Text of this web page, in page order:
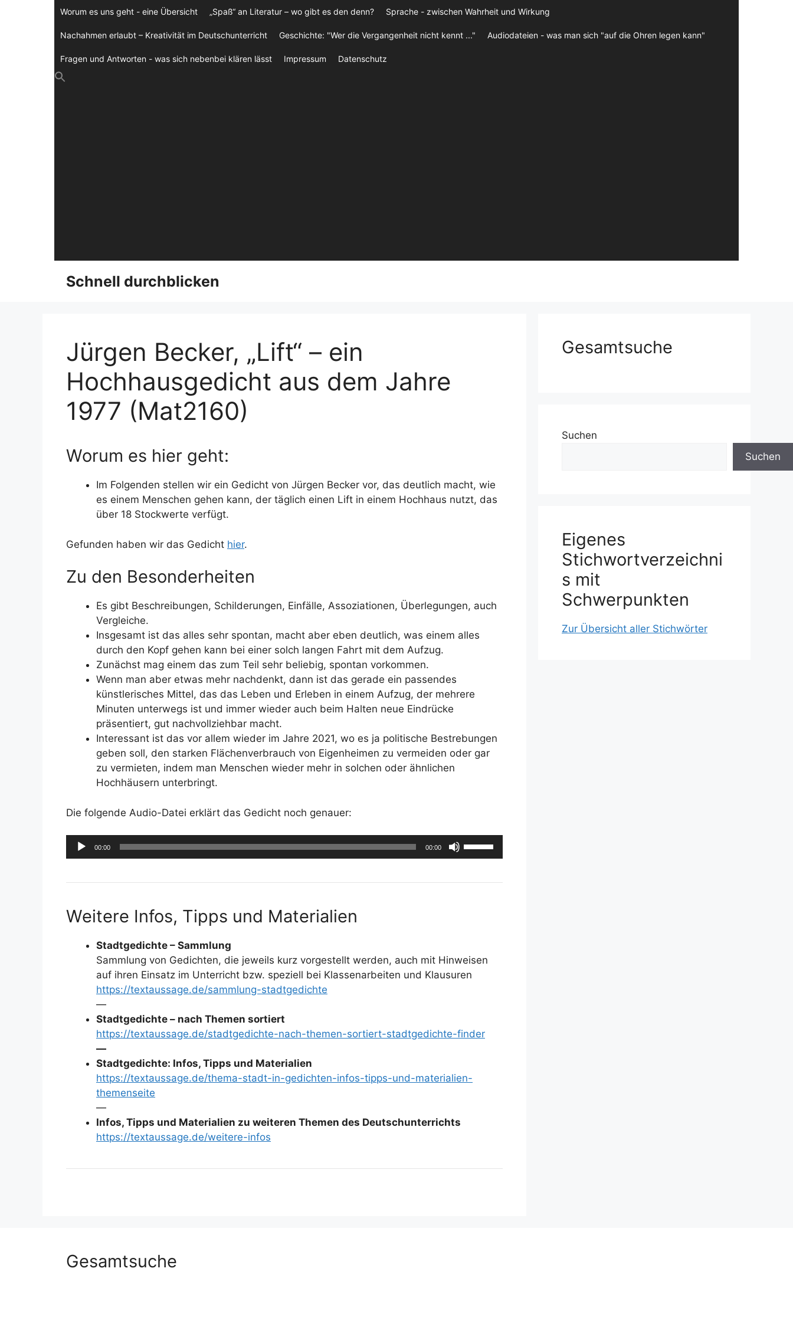
Worum es uns geht - eine Übersicht „Spaß“ an Literatur – wo gibt es den denn? Sprache - zwischen Wahrheit und Wirkung
Nachahmen erlaubt – Kreativität im Deutschunterricht Geschichte: "Wer die Vergangenheit nicht kennt ..." Audiodateien - was man sich "auf die Ohren legen kann"
Fragen und Antworten - was sich nebenbei klären lässt Impressum Datenschutz
Schnell durchblicken
Jürgen Becker, „Lift“ – ein
Hochhausgedicht aus dem Jahre
1977 (Mat2160)
Worum es hier geht:
Im Folgenden stellen wir ein Gedicht von Jürgen Becker vor, das deutlich macht, wie
es einem Menschen gehen kann, der täglich einen Lift in einem Hochhaus nutzt, das
über 18 Stockwerte verfügt.
Gefunden haben wir das Gedicht hier.
Zu den Besonderheiten
Es gibt Beschreibungen, Schilderungen, Einfälle, Assoziationen, Überlegungen, auch
Vergleiche.
Insgesamt ist das alles sehr spontan, macht aber eben deutlich, was einem alles
durch den Kopf gehen kann bei einer solch langen Fahrt mit dem Aufzug.
Zunächst mag einem das zum Teil sehr beliebig, spontan vorkommen.
Wenn man aber etwas mehr nachdenkt, dann ist das gerade ein passendes
künstlerisches Mittel, das das Leben und Erleben in einem Aufzug, der mehrere
Minuten unterwegs ist und immer wieder auch beim Halten neue Eindrücke
präsentiert, gut nachvollziehbar macht.
Interessant ist das vor allem wieder im Jahre 2021, wo es ja politische Bestrebungen
geben soll, den starken Flächenverbrauch von Eigenheimen zu vermeiden oder gar
zu vermieten, indem man Menschen wieder mehr in solchen oder ähnlichen
Hochhäusern unterbringt.
Die folgende Audio-Datei erklärt das Gedicht noch genauer:
Audio-
Player
00:00 00:00
Pfeiltasten
Hoch/Runter
um
Weitere Infos, Tipps und Materialien
Stadtgedichte – Sammlung
Sammlung von Gedichten, die jeweils kurz vorgestellt werden, auch mit Hinweisen
auf ihren Einsatz im Unterricht bzw. speziell bei Klassenarbeiten und Klausuren
https://textaussage.de/sammlung-stadtgedichte
—
Stadtgedichte – nach Themen sortiert
https://textaussage.de/stadtgedichte-nach-themen-sortiert-stadtgedichte-finder
—
Stadtgedichte: Infos, Tipps und Materialien
https://textaussage.de/thema-stadt-in-gedichten-infos-tipps-und-materialien-
themenseite
—
Infos, Tipps und Materialien zu weiteren Themen des Deutschunterrichts
https://textaussage.de/weitere-infos
Gesamtsuche
Suchen
Suchen
Eigenes
Stichwortverzeichni
s mit
Schwerpunkten
Zur Übersicht aller Stichwörter
Gesamtsuche